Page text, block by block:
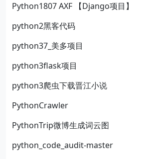
Python1807 AXF 【Django项目】
python2黑客代码
python37_美多项目
python3flask项目
python3爬虫下载晋江小说
PythonCrawler
PythonTrip微博生成词云图
python_code_audit-master